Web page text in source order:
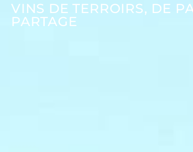
VINS DE TERROIRS, DE
PARTAGE